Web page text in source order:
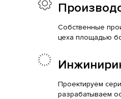
Собственные
цеха площадью
Проектируем
разрабатываем